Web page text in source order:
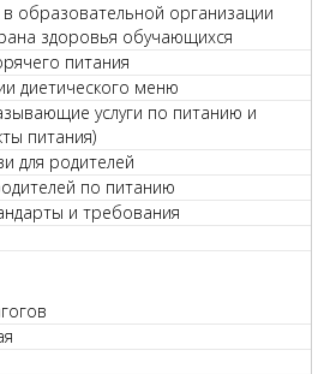
образовательной организации
здоровья обучающихся
питания
диетического меню
услуги по питанию и
питания)
для родителей
по питанию
и требования